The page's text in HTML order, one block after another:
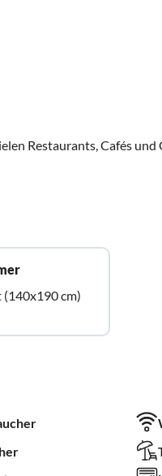
Restaurants, Cafés und
cm)